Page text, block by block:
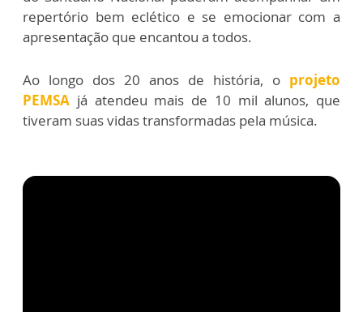
repertório bem eclético e se emocionar com a
apresentação que encantou a todos.
Ao longo dos 20 anos de história, o projeto
PEMSA já atendeu mais de 10 mil alunos, que
tiveram suas vidas transformadas pela música.